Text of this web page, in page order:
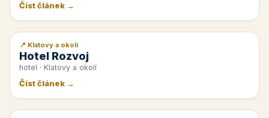
Číst článek →
📰 PR článek
📍 Klatovy a okolí
Hotel Rozvoj
hotel · Klatovy a okolí
Číst článek →